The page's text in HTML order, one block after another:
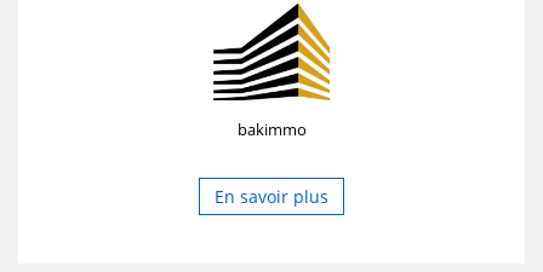
bakimmo
En savoir plus